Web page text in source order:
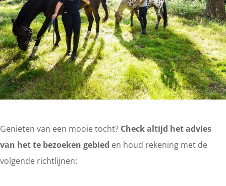
Genieten van een mooie tocht? Check altijd het advies
van het te bezoeken gebied en houd rekening met de
volgende richtlijnen: